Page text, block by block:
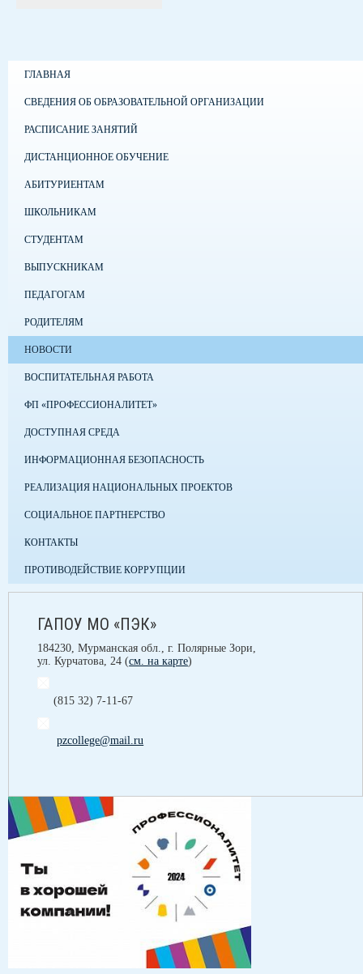
ГЛАВНАЯ
СВЕДЕНИЯ ОБ ОБРАЗОВАТЕЛЬНОЙ ОРГАНИЗАЦИИ
РАСПИСАНИЕ ЗАНЯТИЙ
ДИСТАНЦИОННОЕ ОБУЧЕНИЕ
АБИТУРИЕНТАМ
ШКОЛЬНИКАМ
СТУДЕНТАМ
ВЫПУСКНИКАМ
ПЕДАГОГАМ
РОДИТЕЛЯМ
НОВОСТИ
ВОСПИТАТЕЛЬНАЯ РАБОТА
ФП «ПРОФЕССИОНАЛИТЕТ»
ДОСТУПНАЯ СРЕДА
ИНФОРМАЦИОННАЯ БЕЗОПАСНОСТЬ
РЕАЛИЗАЦИЯ НАЦИОНАЛЬНЫХ ПРОЕКТОВ
СОЦИАЛЬНОЕ ПАРТНЕРСТВО
КОНТАКТЫ
ПРОТИВОДЕЙСТВИЕ КОРРУПЦИИ
ГАПОУ МО «ПЭК»
184230, Мурманская обл., г. Полярные Зори,
ул. Курчатова, 24 (см. на карте)
(815 32) 7-11-67
pzcollege@mail.ru